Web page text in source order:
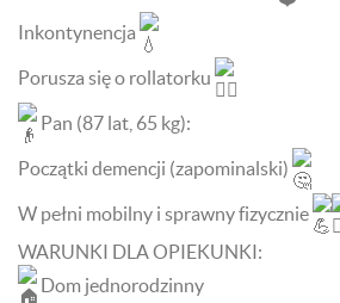
Inkontynencja
Porusza się o rollatorku
Pan (87 lat, 65 kg):
Początki demencji (zapominalski)
W pełni mobilny i sprawny fizycznie
WARUNKI DLA OPIEKUNKI:
Dom jednorodzinny